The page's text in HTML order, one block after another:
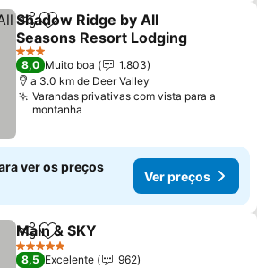
PartilharAdicionar aos favoritos
Shadow Ridge by All
Seasons Resort Lodging
Ver preços
3 Estrelas
8,0 Muito boa
1.803
a 3.0 km de Deer Valley
Varandas privativas com vista para a
montanha
ver os preços
Ver preços
PartilharAdicionar aos favoritos
Main & SKY
5 Estrelas
8,5 Excelente 962